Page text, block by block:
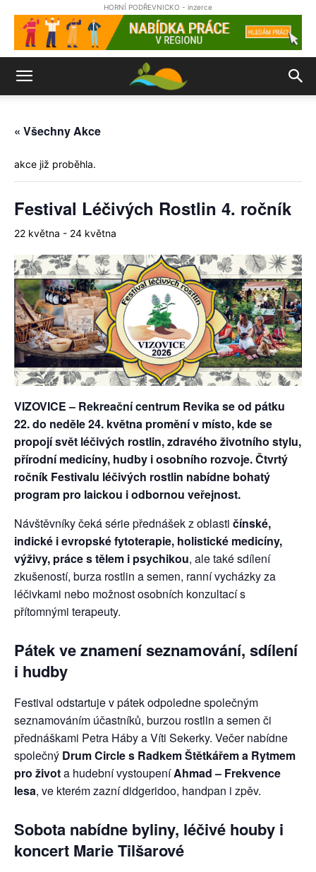
HORNÍ PODŘEVNICKO - inzerce
« Všechny Akce
akce již proběhla.
Festival Léčivých Rostlin 4. ročník
22 května - 24 května
VIZOVICE – Rekreační centrum Revika se od pátku
22. do neděle 24. května promění v místo, kde se
propojí svět léčivých rostlin, zdravého životního stylu,
přírodní medicíny, hudby i osobního rozvoje. Čtvrtý
ročník Festivalu léčivých rostlin nabídne bohatý
program pro laickou i odbornou veřejnost.
Návštěvníky čeká série přednášek z oblasti čínské,
indické i evropské fytoterapie, holistické medicíny,
výživy, práce s tělem i psychikou, ale také sdílení
zkušeností, burza rostlin a semen, ranní vycházky za
léčivkami nebo možnost osobních konzultací s
přítomnými terapeuty.
Pátek ve znamení seznamování, sdílení
i hudby
Festival odstartuje v pátek odpoledne společným
seznamováním účastníků, burzou rostlin a semen či
přednáškami Petra Háby a Víti Sekerky. Večer nabídne
společný Drum Circle s Radkem Štětkářem a Rytmem
pro života hudební vystoupeníAhmad – Frekvence
lesa, ve kterém zazní didgeridoo, handpan i zpěv.
Sobota nabídne byliny, léčivé houby i
koncert Marie Tilšarové